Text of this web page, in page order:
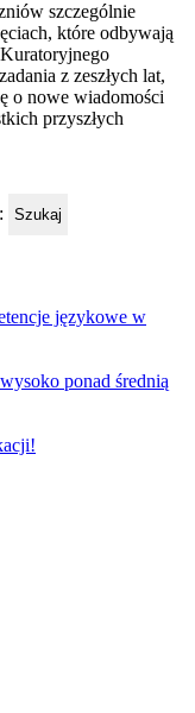
szczególnie
które odbywają
z zeszłych lat,
o nowe wiadomości
przyszłych
Szukaj
językowe w
ponad średnią